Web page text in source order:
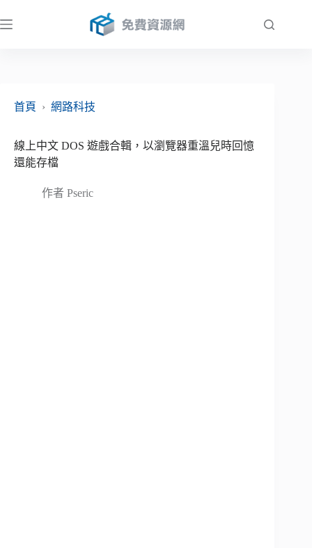
至
首頁
› 網路科技
線上中文 DOS 遊戲合輯，以瀏覽器重溫兒時回憶
還能存檔
作者 Pseric